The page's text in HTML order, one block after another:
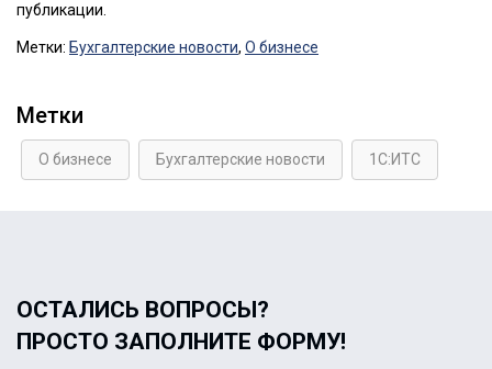
публикации.
Метки: Бухгалтерские новости, О бизнесе
Метки
О бизнесе Бухгалтерские новости 1С:ИТС
ОСТАЛИСЬ ВОПРОСЫ?
ПРОСТО ЗАПОЛНИТЕ ФОРМУ!